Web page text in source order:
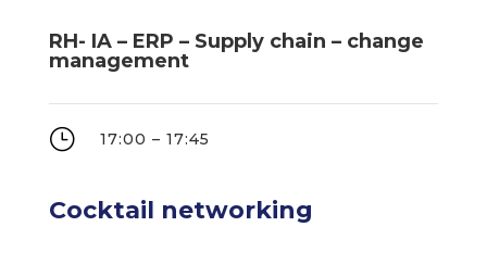
RH- IA – ERP – Supply chain – change
management
} 17:00 – 17:45
Cocktail networking